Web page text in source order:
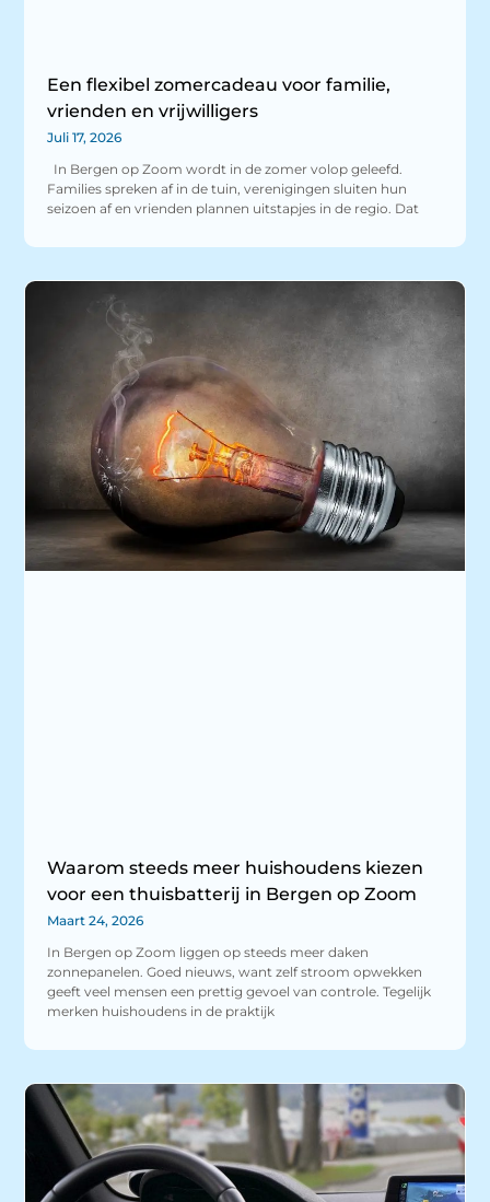
Een flexibel zomercadeau voor familie,
vrienden en vrijwilligers
Juli 17, 2026
In Bergen op Zoom wordt in de zomer volop geleefd.
Families spreken af in de tuin, verenigingen sluiten hun
seizoen af en vrienden plannen uitstapjes in de regio. Dat
Waarom steeds meer huishoudens kiezen
voor een thuisbatterij in Bergen op Zoom
Maart 24, 2026
In Bergen op Zoom liggen op steeds meer daken
zonnepanelen. Goed nieuws, want zelf stroom opwekken
geeft veel mensen een prettig gevoel van controle. Tegelijk
merken huishoudens in de praktijk